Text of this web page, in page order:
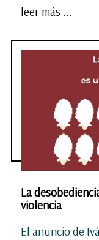
leer más ...
La
violencia
El anuncio de